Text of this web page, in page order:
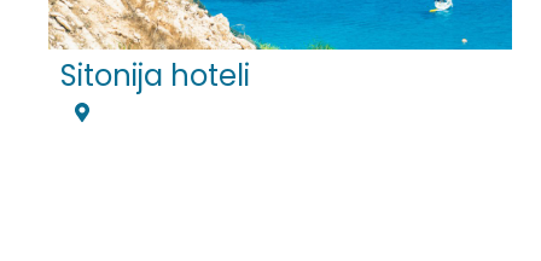
Sitonija hoteli